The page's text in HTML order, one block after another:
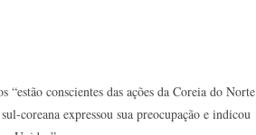
conscientes das ações da Coreia do Norte
coreana expressou sua preocupação e indicou